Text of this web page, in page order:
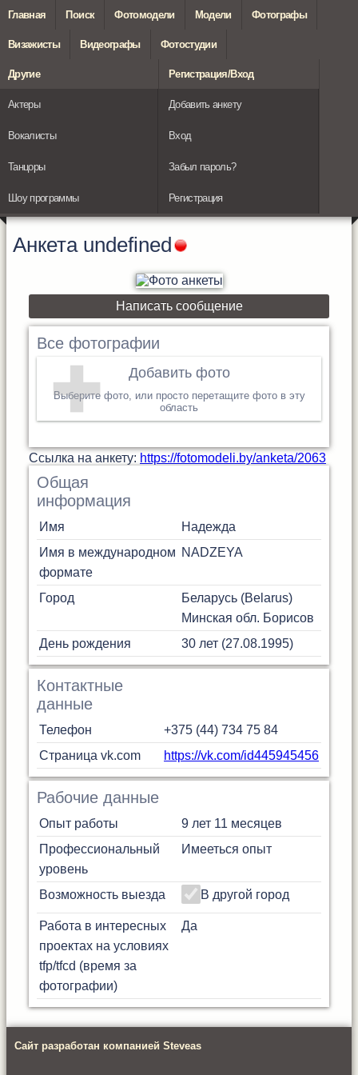
Главная Поиск Фотомодели Модели Фотографы
Визажисты Видеографы Фотостудии
Другие
Актеры
Вокалисты
Танцоры
Шоу программы
Регистрация/Вход
Добавить анкету
Вход
Забыл пароль?
Регистрация
Анкета undefined
Написать сообщение
Все фотографии
Добавить фото
Выберите фото, или просто перетащите фото в эту
область
Cсылка на анкету: https://fotomodeli.by/anketa/2063
Общая
информация
Имя
Надежда
Имя в международном
формате
NADZEYA
Город
Беларусь (Belarus)
Минская обл. Борисов
День рождения
30 лет (27.08.1995)
Контактные
данные
Телефон
+375 (44) 734 75 84
Страница vk.com
https://vk.com/id445945456
Рабочие данные
Опыт работы
9 лет 11 месяцев
Профессиональный
уровень
Имееться опыт
Возможность выезда В другой город
Работа в интересных
проектах на условиях
tfp/tfcd (время за
фотографии)
Да
Сайт разработан компанией Steveas